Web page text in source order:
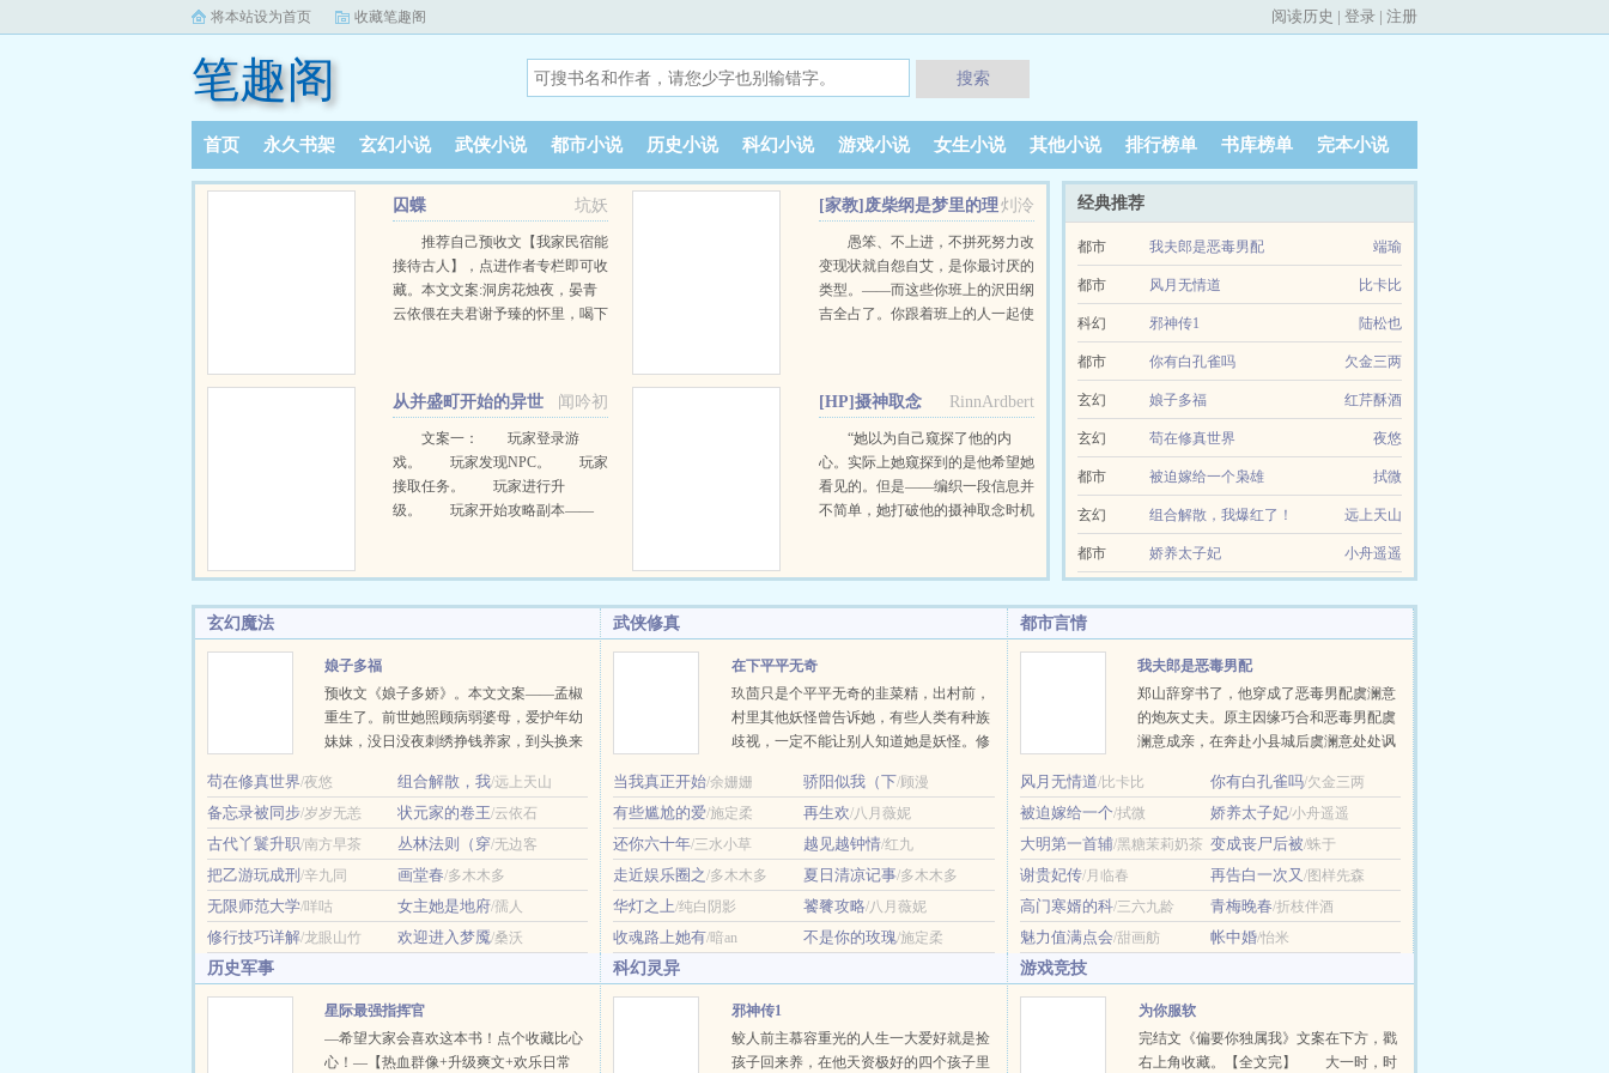
将本站设为首页 收藏笔趣阁 阅读历史 | 登录 | 注册
笔趣阁 搜索
首页 永久书架 玄幻小说 武侠小说 都市小说 历史小说 科幻小说 游戏小说 女生小说 其他小说 排行榜单 书库榜单 完本小说
阅读记录
坑妖
囚蝶
推荐自己预收文【我家民宿能
接待古人】，点进作者专栏即可收
藏。本文文案:洞房花烛夜，晏青
云依偎在夫君谢予臻的怀里，喝下
夫君的心脏。妖冶的鲜血滴落，染
红鸳鸯枕。谢予臻没有躲，低头睨
一眼心口利刃，眼中闪过一丝了
然:“这么多次了，还来？”“你忘了
上回刺杀失败，反被我杀死的事
灲泠
[家教]废柴纲是梦里的理
想型！？
愚笨、不上进，不拼死努力改
变现状就自怨自艾，是你最讨厌的
类型。——而这些你班上的沢田纲
吉全占了。你跟着班上的人一起使
大成人版本的沢田纲吉！他那副模
样、从容又自带气场的气质、温柔
到能化出水的眼眸，没有一个不占
了你的理想型的特点，简直是你见
过最完美的理想型了！！从此，你
闻吟初
从并盛町开始的异世
界游戏文案一： 玩家登录游
戏。 玩家发现NPC。 玩家
接取任务。 玩家进行升
级。 玩家开始攻略副本——
界！ 恭喜玩家！ 您的
威名从霓虹横滨到西西里岛，无人
不知无人不晓，您的事迹从鬼杀队
休！ 玩家：“啊？这就拯救世
界了？” 文案二： 在一个快乐
的假期，山吹遥登录了一款异世界
全息游戏。她放飞自我的花式打
副…
RinnArdbert
[HP]摄神取念
“她以为自己窥探了他的内
心。实际上她窥探到的是他希望她
看见的。但是——编织一段信息并
不简单，她打破他的摄神取念时机
克制，我不愿我的爱打扰了他——
蕾雅·莱恩哈特（17）】“一开始也
以为只不过是青春年少的错误依
恋，但当他对她使用了摄神取念
时，才发现并不是——他从未想象
过，会有一个人这样想着自己，想
要懂得自己。而那成为了没有光明
的日子里的唯一…
经典推荐
都市 我夫郎是恶毒男配 端瑜
都市 风月无情道 比卡比
科幻 邪神传1 陆松也
都市 你有白孔雀吗 欠金三两
玄幻 娘子多福 红芹酥酒
玄幻 苟在修真世界 夜悠
都市 被迫嫁给一个枭雄 拭微
玄幻 组合解散，我爆红了！ 远上天山
都市 娇养太子妃 小舟遥遥
玄幻魔法
娘子多福
预收文《娘子多娇》。本文文案——孟椒
重生了。前世她照顾病弱婆母，爱护年幼
妹妹，没日没夜刺绣挣钱养家，到头换来
损，还要逼她自请为妾，最后更是将她送
给别人。这次，她决定为自己而活。说她
流产生不出孩子？行，我就给你纳个爱搅
事的小妾。想要和高门贵女成双成对？那
我就在外面大肆宣扬自己的好名声。高门
贵女怀孕了？没事，小妾也怀孕了。……
眼看时机成熟，前夫与高门贵女各怀鬼
胎，小…
苟在修真世界/夜悠 组合解散，我/远上天山
备忘录被同步/岁岁无恙 状元家的卷王/云依石
古代丫鬟升职/南方早茶 丛林法则（穿/无边客
把乙游玩成刑 /辛九同 画堂春/多木木多
无限师范大学/咩咕 女主她是地府/孺人
修行技巧详解/龙眼山竹 欢迎进入梦魇/桑沃
武侠修真
在下平平无奇
玖茴只是个平平无奇的韭菜精，出村前，
村里其他妖怪曾告诉她，有些人类有种族
歧视，一定不能让别人知道她是妖怪。修
剑修，有宗门擅占卜。唯有玖茴拜的宗
门，不仅无人擅御妖兽，其他方面也毫无
存在感。玖茴问师父：“我们宗门传承两
千年，靠的是什么？”师父神情深沉，目
光悠远：“全靠苟。”狗？本文将于11月20
日入V，感谢读者朋友的支持~新文古言
《落崖三载后》，正在连载中~ …
当我真正开始/余姗姗 骄阳似我（下/顾漫
有些尴尬的爱/施定柔 再生欢/八月薇妮
还你六十年/三水小草 越见越钟情/红九
走近娱乐圈之/多木木多 夏日清凉记事/多木木多
华灯之上/纯白阴影 饕餮攻略/八月薇妮
收魂路上她有/暗an 不是你的玫瑰/施定柔
都市言情
我夫郎是恶毒男配
郑山辞穿书了，他穿成了恶毒男配虞澜意
的炮灰丈夫。原主因缘巧合和恶毒男配虞
澜意成亲，在奔赴小县城后虞澜意处处讽
知己把虞澜意杀了。 现在他在宴会上被人
抓住和虞澜意同处一室，在大庭广众之下
私会，虞澜意本想让男主和自己关在一起
结果关错人了，现在他用袖子遮挡着脸，
对着郑山辞怒目而视。 面对众人的指责，
郑山辞咬牙：“我娶。” 郑山辞嘴里发苦，
这人完全就是一个作精，侯府娇养…
风月无情道/比卡比 你有白孔雀吗/欠金三两
被迫嫁给一个/拭微 娇养太子妃/小舟遥遥
大明第一首辅/黑糖茉莉奶茶 变成丧尸后被/蛛于
谢贵妃传/月临春 再告白一次又/图样先森
高门寒婿的科/三六九龄 青梅晚春/折枝伴酒
魅力值满点会/甜画舫 帐中婚/怡米
历史军事
星际最强指挥官
—希望大家会喜欢这本书！点个收藏比心
心！—【热血群像+升级爽文+欢乐日常
科幻灵异
邪神传1
鲛人前主慕容重光的人生一大爱好就是捡
孩子回来养，在他天资极好的四个孩子里
游戏竞技
为你服软
完结文《偏要你独属我》文案在下方，戳
右上角收藏。【全文完】 大一时，时